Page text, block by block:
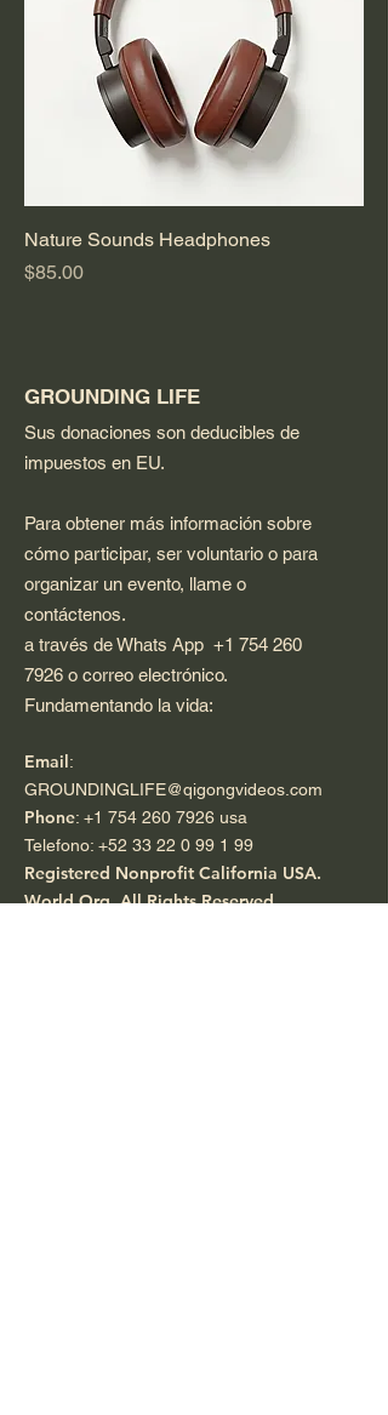
Nature Sounds Headphones
Precio
$85.00
GROUNDING LIFE
Sus donaciones son deducibles de
impuestos en EU.
Para obtener más información sobre
cómo participar, ser voluntario o para
organizar un evento, llame o
contáctenos.
a través de Whats App +1 754 260
7926 o correo electrónico.
Fundamentando la vida:
Email:
GROUNDINGLIFE@qigongvideos.com
Phone: +1 754 260 7926 usa
Telefono: +52 33 22 0 99 1 99
Registered Nonprofit California USA.
World Org.All Rights Reserved.